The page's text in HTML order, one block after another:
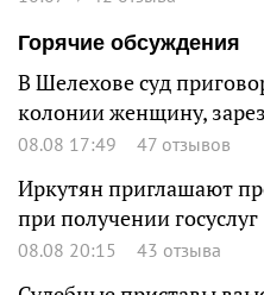
Горячие обсуждения
В Шелехове суд
колонии женщину,
08.08 17:49 47 отзывов
Иркутян приглашают
при получении госуслуг
08.08 20:15 43 отзыва